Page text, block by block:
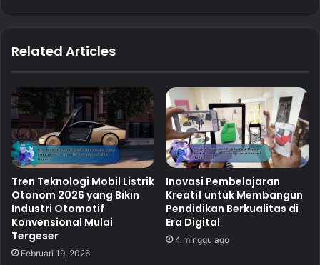
Related Articles
Tren Teknologi Mobil Listrik
Otonom 2026 yang Bikin
Industri Otomotif
Konvensional Mulai
Tergeser
Februari 19, 2026
Inovasi Pembelajaran
Kreatif untuk Membangun
Pendidikan Berkualitas di
Era Digital
4 minggu ago